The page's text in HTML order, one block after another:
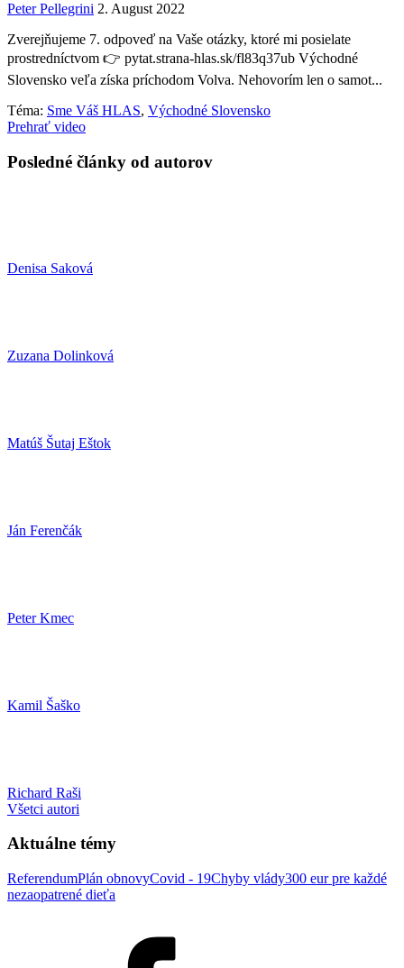
Peter Pellegrini 2. August 2022
Zverejňujeme 7. odpoveď na Vaše otázky, ktoré mi posielate
prostredníctvom 👉 pytat.strana-hlas.sk/fl83q37ub Východné
Slovensko veľa získa príchodom Volva. Nehovorím len o samot...
Téma: Sme Váš HLAS, Východné Slovensko
Prehrať video
Posledné články od autorov
Denisa Saková
Zuzana Dolinková
Matúš Šutaj Eštok
Ján Ferenčák
Peter Kmec
Kamil Šaško
Richard Raši
Všetci autori
Aktuálne témy
ReferendumPlán obnovyCovid - 19Chyby vlády300 eur pre každé
nezaopatrené dieťa